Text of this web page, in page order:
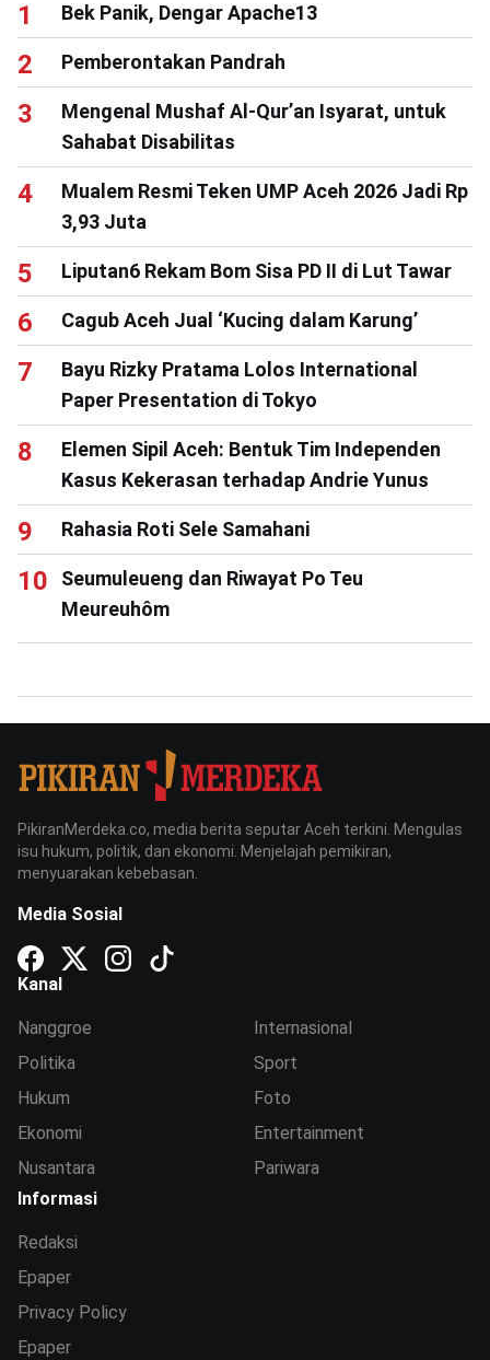
Bek Panik, Dengar Apache13
Pemberontakan Pandrah
Mengenal Mushaf Al-Qur’an Isyarat, untuk
Sahabat Disabilitas
Mualem Resmi Teken UMP Aceh 2026 Jadi Rp
3,93 Juta
Liputan6 Rekam Bom Sisa PD II di Lut Tawar
Cagub Aceh Jual ‘Kucing dalam Karung’
Bayu Rizky Pratama Lolos International
Paper Presentation di Tokyo
Elemen Sipil Aceh: Bentuk Tim Independen
Kasus Kekerasan terhadap Andrie Yunus
Rahasia Roti Sele Samahani
Seumuleueng dan Riwayat Po Teu
Meureuhôm
PikiranMerdeka.co, media berita seputar Aceh terkini. Mengulas
isu hukum, politik, dan ekonomi. Menjelajah pemikiran,
menyuarakan kebebasan.
Media Sosial
Kanal
Nanggroe
Politika
Hukum
Ekonomi
Nusantara
Internasional
Sport
Foto
Entertainment
Pariwara
Informasi
Redaksi
Epaper
Privacy Policy
Epaper